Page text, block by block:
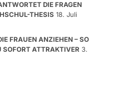
DIE FRAGEN
THESIS 18. Juli
FRAUEN ANZIEHEN – SO
SOFORT ATTRAKTIVER 3.